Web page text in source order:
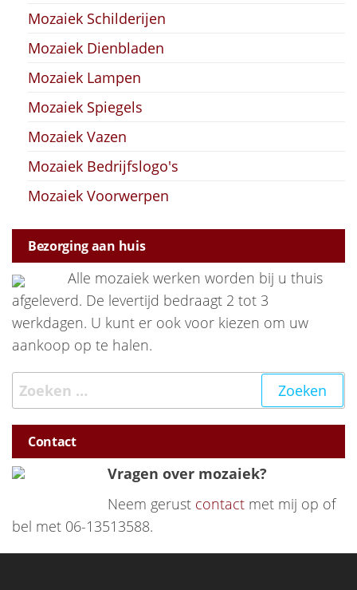
Mozaiek Schilderijen
Mozaiek Dienbladen
Mozaiek Lampen
Mozaiek Spiegels
Mozaiek Vazen
Mozaiek Bedrijfslogo's
Mozaiek Voorwerpen
Bezorging aan huis
Alle mozaiek werken worden bij u thuis
afgeleverd. De levertijd bedraagt 2 tot 3
werkdagen. U kunt er ook voor kiezen om uw
aankoop op te halen.
Zoeken naar:
Contact
Vragen over mozaiek?
Neem gerust contact met mij op of
bel met 06-13513588.